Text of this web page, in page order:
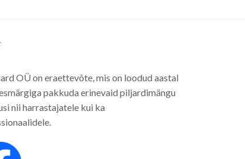
OÜ on eraettevõte, mis on loodud aastal
pakkuda erinevaid piljardimängu
nii harrastajatele kui ka